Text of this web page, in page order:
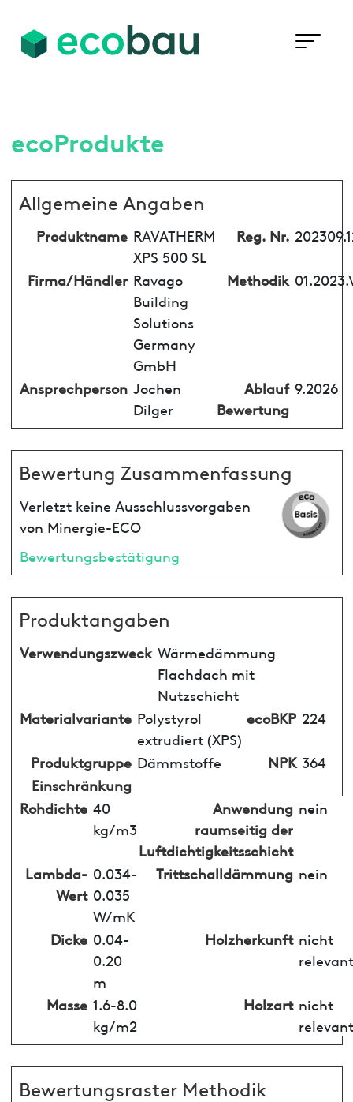
ecoProdukte
Allgemeine Angaben
Produktname RAVATHERM
XPS 500 SL
Reg. Nr.
Firma/Händler Ravago
Building
Solutions
Germany
GmbH
Methodik
Ansprechperson Jochen
Dilger
Ablauf
Bewertung
9.2026
Bewertung Zusammenfassung
Verletzt keine Ausschlussvorgaben
von Minergie-ECO
Bewertungsbestätigung
Produktangaben
Verwendungszweck Wärmedämmung
Flachdach mit
Nutzschicht
Materialvariante Polystyrol
extrudiert (XPS)
ecoBKP 224
Produktgruppe Dämmstoffe NPK 364
Einschränkung
Rohdichte 40
kg/m3
Anwendung
raumseitig der
Luftdichtigkeitsschicht
nein
Lambda-
Wert
0.034-
0.035
W/mK
Trittschalldämmung nein
Dicke 0.04-
0.20
m
Holzherkunft nicht
relevant
Masse 1.6-8.0
kg/m2
Holzart nicht
relevant
Bewertungsraster Methodik